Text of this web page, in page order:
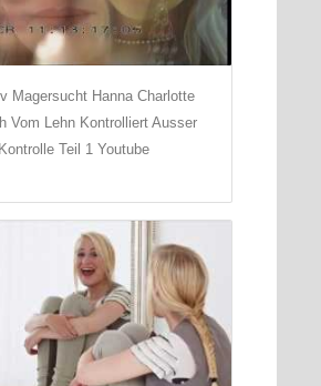
Magersucht Hanna Charlotte
Vom Lehn Kontrolliert Ausser
Kontrolle Teil 1 Youtube